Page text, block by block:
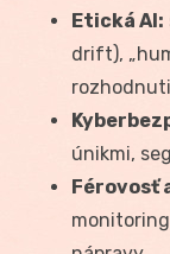
Etická AI:
drift),
únikmi,
Férovosť